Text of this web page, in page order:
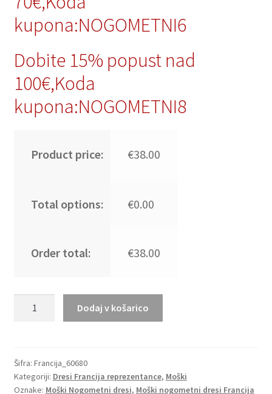
kupona:NOGOMETNI6
Dobite 15% popust nad
100€,Koda
kupona:NOGOMETNI8
Product price: €38.00
Total options: €0.00
Order total: €38.00
Francija
Domači
Dodaj v košarico
Šifra: Francija_60680
Kategoriji: Dresi Francija reprezentance, Moški
Oznake: Moški Nogometni dresi, Moški nogometni dresi Francija